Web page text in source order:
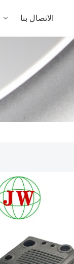
الاتصال بنا